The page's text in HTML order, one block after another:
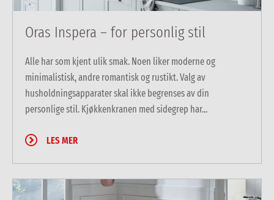
Oras Inspera – for personlig stil
Alle har som kjent ulik smak. Noen liker moderne og
minimalistisk, andre romantisk og rustikt. Valg av
husholdningsapparater skal ikke begrenses av din
personlige stil. Kjøkkenkranen med sidegrep har...
LES MER